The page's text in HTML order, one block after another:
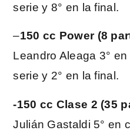
serie y 8° en la final.
–150 cc Power (8
Leandro Aleaga 3°
serie y 2° en la final.
-150 cc Clase 2 (35
Julián Gastaldi 5° en